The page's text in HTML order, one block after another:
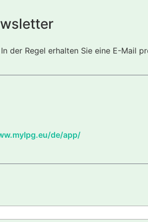
der Regel erhalten Sie eine E-Mail
de/app/